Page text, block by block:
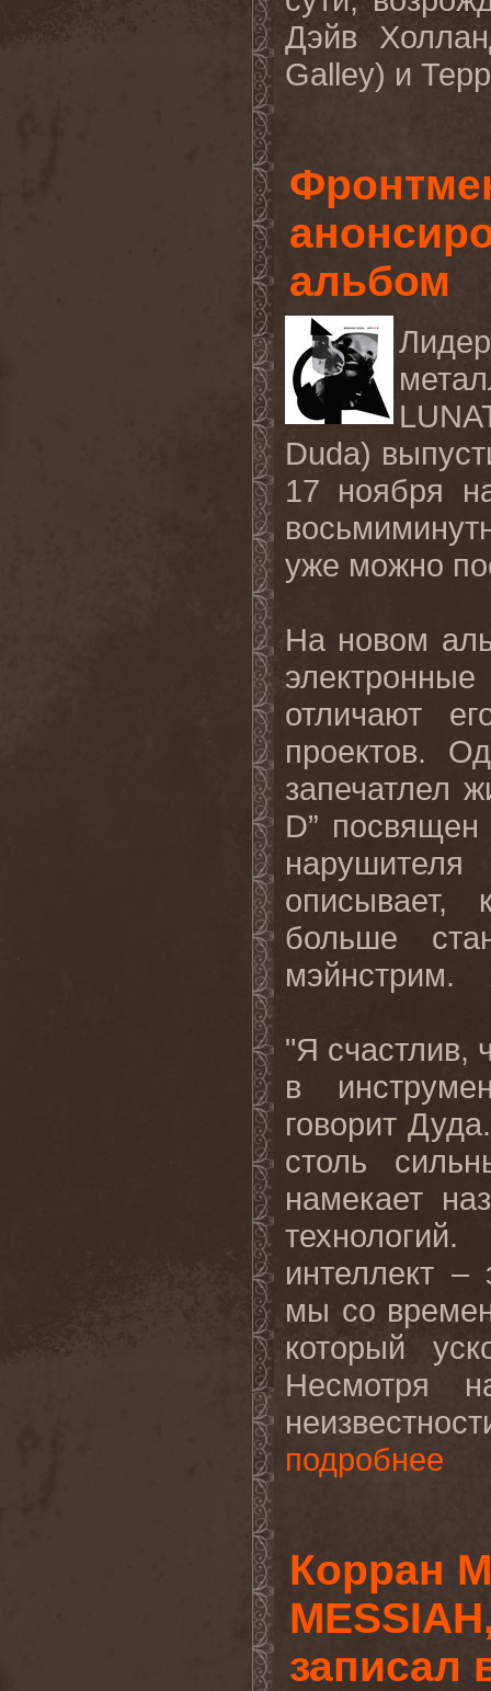
Дэйв
Galley) и
альбом
Duda)
17 ноября
уже можно
На новом
отличают
проектов.
запечатлел
D” посвящен
описывает,
больше
мэйнстрим.
"Я счастлив,
в
говорит
столь
намекает
интеллект –
мы со
который
Несмотря
подробнее
Корран
записал